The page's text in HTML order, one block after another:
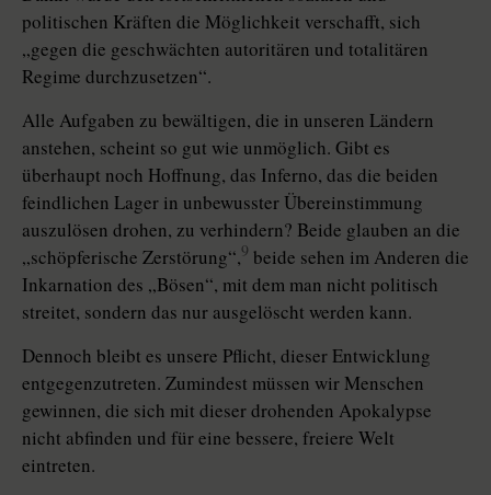
politischen Kräften die Möglichkeit verschafft, sich
„gegen die geschwächten autoritären und totalitären
Regime durchzusetzen“.
Alle Aufgaben zu bewältigen, die in unseren Ländern
anstehen, scheint so gut wie unmöglich. Gibt es
überhaupt noch Hoffnung, das Inferno, das die beiden
feindlichen Lager in unbewusster Übereinstimmung
auszulösen drohen, zu verhindern? Beide glauben an die
„schöpferische Zerstörung“,9 beide sehen im Anderen die
Inkarnation des „Bösen“, mit dem man nicht politisch
streitet, sondern das nur ausgelöscht werden kann.
Dennoch bleibt es unsere Pflicht, dieser Entwicklung
entgegenzutreten. Zumindest müssen wir Menschen
gewinnen, die sich mit dieser drohenden Apokalypse
nicht abfinden und für eine bessere, freiere Welt
eintreten.